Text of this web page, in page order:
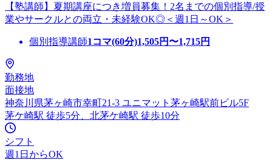
【塾講師】夏期講座につき増員募集！2名までの個別指導/授
業やサークルとの両立・未経験OK◎＜週1日～OK＞
個別指導講師1コマ(60分)1,505円〜1,715円
勤務地
面接地
神奈川県茅ヶ崎市幸町21-3 ユニマット茅ヶ崎駅前ビル5F
茅ケ崎駅 徒歩5分、北茅ケ崎駅 徒歩10分
シフト
週1日からOK